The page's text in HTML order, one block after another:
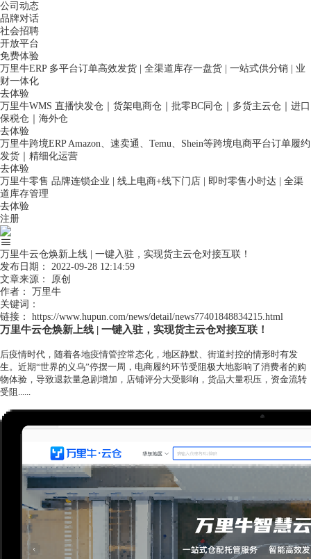
公司动态
品牌对话
社会招聘
开放平台
免费体验
万里牛ERP 多平台订单高效发货 | 全渠道库存一盘货 | 一站式供分销 | 业
财一体化
去体验
万里牛WMS 直播快发仓｜货架电商仓｜批零BC同仓｜多货主云仓｜进口
保税仓｜海外仓
去体验
万里牛跨境ERP Amazon、速卖通、Temu、Shein等跨境电商平台订单履约
发货｜精细化运营
去体验
万里牛零售 品牌连锁企业 | 线上电商+线下门店 | 即时零售小时达 | 全渠
道库存管理
去体验
注册
万里牛云仓焕新上线 | 一键入驻，实现货主云仓对接互联！
发布日期：
2022-09-28 12:14:59
文章来源：
原创
作者：
万里牛
关键词：
链接：
https://www.hupun.com/news/detail/news77401848834215.html
万里牛云仓焕新上线 | 一键入驻，实现货主云仓对接互联！
后疫情时代，随着各地疫情管控常态化，地区静默、街道封控的情形时有发
生。近期“世界的义乌”停摆一周，电商履约环节受阻极大地影响了消费者的购
物体验，导致退款量急剧增加，店铺评分大受影响 ，货品大量积压，资金流转
受阻 ......